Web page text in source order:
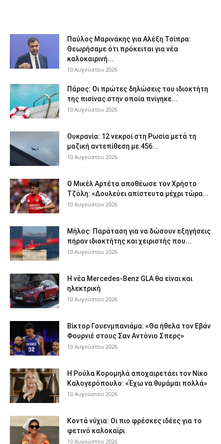
Παύλος Μαρινάκης για Αλέξη Τσίπρα:
Θεωρήσαμε ότι πρόκειται για νέα
καλοκαιρινή...
10 Αυγούστου 2026
Πάρος: Οι πρώτες δηλώσεις του ιδιοκτήτη
της πισίνας στην οποία πνίγηκε...
10 Αυγούστου 2026
Ουκρανία: 12 νεκροί στη Ρωσία μετά τη
μαζική αντεπίθεση με 456...
10 Αυγούστου 2026
Ο Μικέλ Αρτέτα αποθέωσε τον Χρήστο
Τζόλη: «Δουλεύει απίστευτα μέχρι τώρα...
10 Αυγούστου 2026
Μήλος: Παράταση για να δώσουν εξηγήσεις
πήραν ιδιοκτήτης και χειριστής που...
10 Αυγούστου 2026
Η νέα Mercedes-Benz GLA θα είναι και
ηλεκτρική
10 Αυγούστου 2026
Βίκτορ Γουενμπανιάμα: «Θα ήθελα τον Εβάν
Φουρνιέ στους Σαν Αντόνιο Σπερς»
10 Αυγούστου 2026
Η Ρούλα Κορομηλά αποχαιρετάει τον Νίκο
Καλογερόπουλο: «Έχω να θυμάμαι πολλά»
10 Αυγούστου 2026
Κοντά νύχια: Οι πιο φρέσκες ιδέες για το
φετινό καλοκαίρι
10 Αυγούστου 2026